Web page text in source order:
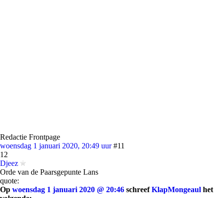
Redactie Frontpage
woensdag 1 januari 2020, 20:49 uur #11
12
Djeez
Orde van de Paarsgepunte Lans
quote:
Op woensdag 1 januari 2020 @ 20:46 schreefKlapMongeaul het